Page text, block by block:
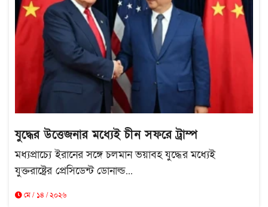
যুদ্ধের উত্তেজনার মধ্যেই চীন সফরে ট্রাম্প
মধ্যপ্রাচ্যে ইরানের সঙ্গে চলমান ভয়াবহ যুদ্ধের মধ্যেই
যুক্তরাষ্ট্রের প্রেসিডেন্ট ডোনাল্ড...
মে / ১৪ / ২০২৬